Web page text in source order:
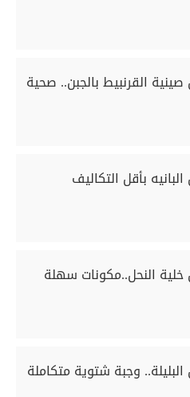
القرنبيط بالجبن.. صحية
بأقل التكاليف
النحل..مكونات سهلة
وجبة شتوية متكاملة